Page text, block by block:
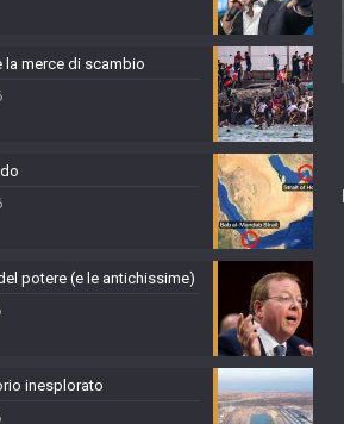
la merce di scambio
potere (e le antichissime)
inesplorato